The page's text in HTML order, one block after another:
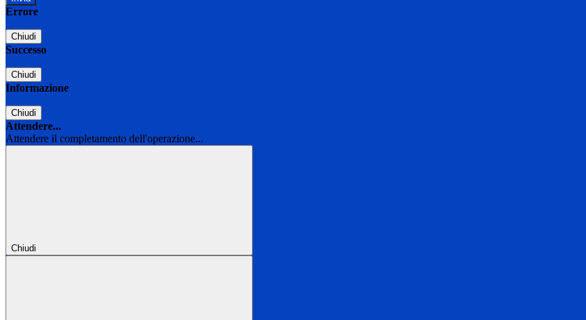
Errore
Chiudi
Successo
Chiudi
Informazione
Chiudi
Attendere...
Attendere il completamento dell'operazione...
Chiudi